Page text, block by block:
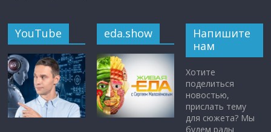
YouTube eda.show
Напишите
нам
Хотите
поделиться
новостью,
прислать тему
для сюжета? Мы
будем рады